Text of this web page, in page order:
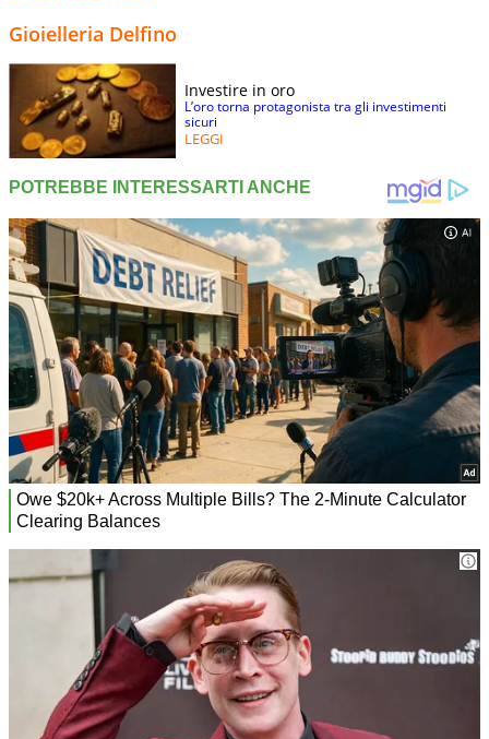
Gioielleria Delfino
Investire in oro
L’oro torna protagonista tra gli investimenti
sicuri
LEGGI